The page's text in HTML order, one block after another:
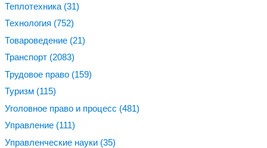
Теплотехника (31)
Технология (752)
Товароведение (21)
Транспорт (2083)
Трудовое право (159)
Туризм (115)
Уголовное право и процесс (481)
Управление (111)
Управленческие науки (35)